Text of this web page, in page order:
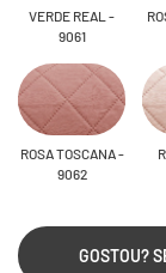
VERDE REAL -
9061
ROSA TOSCANA -
9062
GOSTOU?